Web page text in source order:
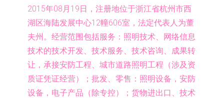
2015年08月19日，注册地位于浙江省杭州市西
湖区海陆发展中心12幢606室，法定代表人为董
夫州。经营范围包括服务：照明技术、网络信息
技术的技术开发、技术服务、技术咨询、成果转
让，承接安防工程、城市道路照明工程（涉及资
质证凭证经营）；批发、零售：照明设备，安防
设备，电子产品（除专控）；货物进出口、技术